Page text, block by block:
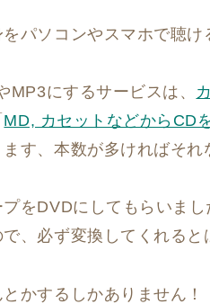
パソコンやスマホで聴け
MP3にするサービスは、
MD, カセットなどからCD
す、本数が多ければそれ
をDVDにしてもらいま
、必ず変換してくれると
かするしかありません！